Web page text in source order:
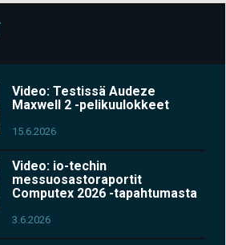
Video: Testissä Audeze
Maxwell 2 -pelikuulokkeet
15.6.2026
Video: io-techin
messuosastoraportit
Computex 2026 -tapahtumasta
3.6.2026